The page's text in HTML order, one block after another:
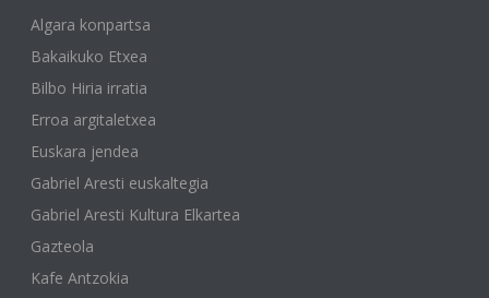
Algara konpartsa
Bakaikuko Etxea
Bilbo Hiria irratia
Erroa argitaletxea
Euskara jendea
Gabriel Aresti euskaltegia
Gabriel Aresti Kultura Elkartea
Gazteola
Kafe Antzokia